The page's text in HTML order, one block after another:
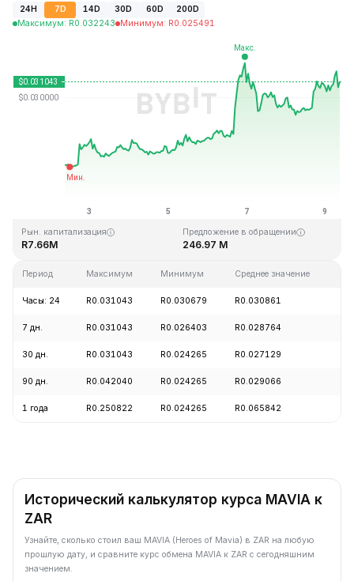
24H 7D 14D 30D 60D
200D
Максимум: R0.032243 Минимум: R0.025491
Последнее обновление: 08:52 GMT+0 2026-08-09
Рын. капитализация
R7.66M
Предложение в обращении
246.97 M
Период Максимум Минимум Среднее значение
Часы: 24 R0.031043 R0.030679 R0.030861
7 дн. R0.031043 R0.026403 R0.028764
30 дн. R0.031043 R0.024265 R0.027129
90 дн. R0.042040 R0.024265 R0.029066
1 года R0.250822 R0.024265 R0.065842
Исторический калькулятор курса MAVIA к
ZAR
Узнайте, сколько стоил ваш MAVIA (Heroes of Mavia) в ZAR на любую
прошлую дату, и сравните курс обмена MAVIA к ZAR с сегодняшним
значением.